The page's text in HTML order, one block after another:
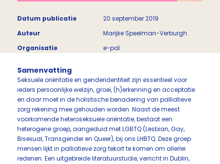
Datum publicatie
20 september 2019
Auteur
Marijke Speelman-Verburgh
Organisatie
e-pal
Samenvatting
Seksuele oriëntatie en genderidentiteit zijn essentieel voor
ieders persoonlijke welzijn, groei, (h)erkenning en acceptatie
en daar moet in de holistische benadering van palliatieve
zorg rekening mee gehouden worden. Naast de meest
voorkomende heteroseksuele oriëntatie, bestaat een
heterogene groep, aangeduid met LGBTQ (Lesbian, Gay,
Bisexual, Transgender en Queer), bij ons LHBTQ. Deze groep
mensen lijkt in palliatieve zorg tekort te komen om allerlei
redenen. Een uitgebreide literatuurstudie, verricht in Dublin,